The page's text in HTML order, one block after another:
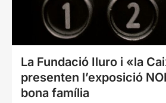
La Fundació Iluro i «la
presenten l’exposició
bona família